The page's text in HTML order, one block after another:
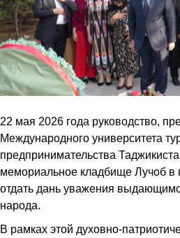
22 мая 2026 года руководство,
Международного университета
предпринимательства
мемориальное кладбище Лучоб в
отдать дань уважения
народа.
В рамках этой духовно-